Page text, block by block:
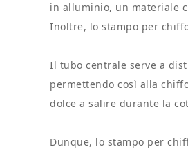
in alluminio, un materiale
Inoltre, lo stampo per
Il tubo centrale serve a
permettendo così alla
dolce a salire durante la
Dunque, lo stampo per